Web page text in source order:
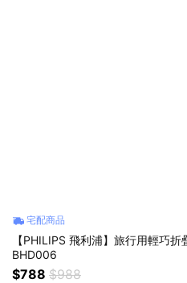
宅配商品
【PHILIPS 飛利浦】旅行用輕巧
BHD006
$788 $988